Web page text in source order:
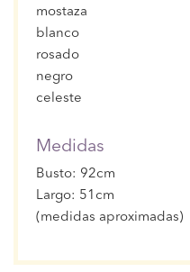
mostaza
blanco
rosado
negro
celeste
Medidas
Busto: 92cm
Largo: 51cm
(medidas aproximadas)